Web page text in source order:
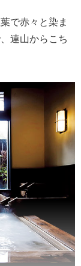
で赤々と染ま
連山からこち